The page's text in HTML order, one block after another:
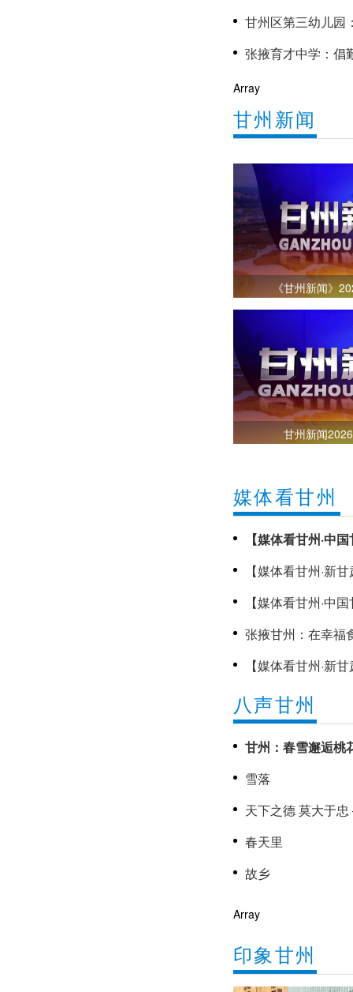
甘州区第三幼儿园：党建
长
Array
甘州新闻
《甘州新闻》
甘州新闻
媒体看甘州
【媒体看甘州·中
趣好时光
【媒体看甘州·新
【媒体看甘州·中
助学金温暖甘州高
张掖甘州：在幸福
【媒体看甘州·新
显千年古建之美
八声甘州
甘州：春雪邂逅桃
雪落
春天里
故乡
Array
印象甘州